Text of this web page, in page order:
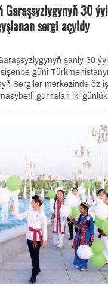
Garaşsyzlygynyň 30
sergi açyldy
şanly 30
güni
Sergiler merkezinde öz
gurnalan iki günlük